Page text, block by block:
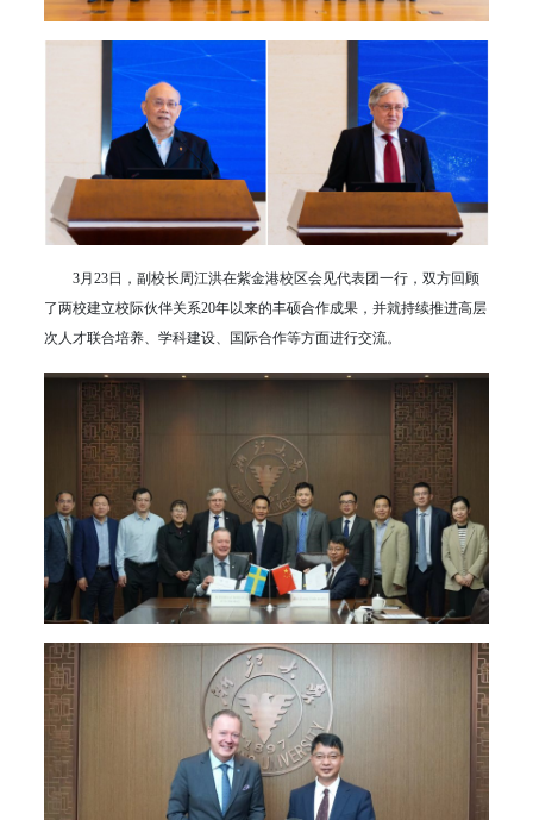
3月23日，副校长周江洪在紫金港校区会见代表团一行，双方回顾
了两校建立校际伙伴关系20年以来的丰硕合作成果，并就持续推进高层
次人才联合培养、学科建设、国际合作等方面进行交流。